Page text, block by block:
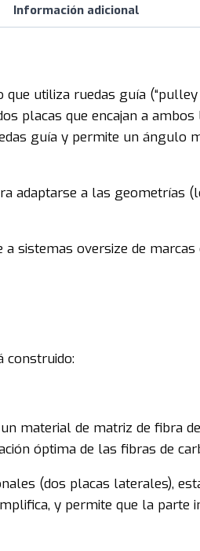
Información adicional
utiliza ruedas guía
placas que encajan a
guía y permite un ángulo
adaptarse a las geometrías
oversize de marcas
construido:
material de matriz de fibra
óptima de las fibras de
(dos placas laterales),
y permite que la parte